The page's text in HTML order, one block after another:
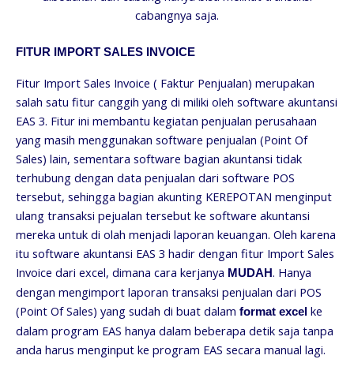
cabangnya saja.
FITUR IMPORT SALES INVOICE
Fitur Import Sales Invoice ( Faktur Penjualan) merupakan
salah satu fitur canggih yang di miliki oleh software akuntansi
EAS 3. Fitur ini membantu kegiatan penjualan perusahaan
yang masih menggunakan software penjualan (Point Of
Sales) lain, sementara software bagian akuntansi tidak
terhubung dengan data penjualan dari software POS
tersebut, sehingga bagian akunting KEREPOTAN menginput
ulang transaksi pejualan tersebut ke software akuntansi
mereka untuk di olah menjadi laporan keuangan. Oleh karena
itu software akuntansi EAS 3 hadir dengan fitur Import Sales
Invoice dari excel, dimana cara kerjanya MUDAH. Hanya
dengan mengimport laporan transaksi penjualan dari POS
(Point Of Sales) yang sudah di buat dalam format excel ke
dalam program EAS hanya dalam beberapa detik saja tanpa
anda harus menginput ke program EAS secara manual lagi.